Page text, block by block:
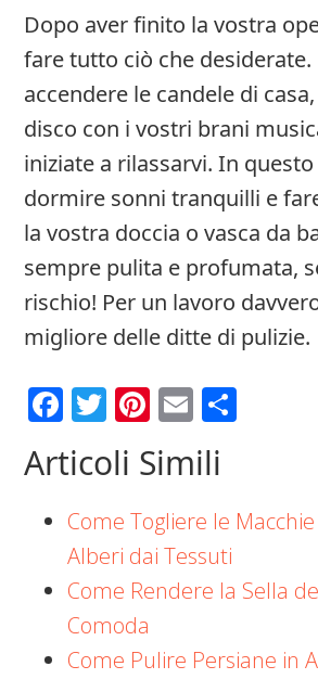
Dopo aver finito la vostra
fare tutto ciò che
accendere le candele di
disco con i vostri brani
iniziate a rilassarvi. In
dormire sonni tranquilli e
la vostra doccia o vasca da
sempre pulita e profumata,
rischio! Per un lavoro
migliore delle ditte di pulizie.
Facebook
Twitter
Pinterest
Email
Articoli Simili
Come Togliere le
Alberi dai Tessuti
Come Rendere la Sella
Comoda
Come Pulire Persiane in